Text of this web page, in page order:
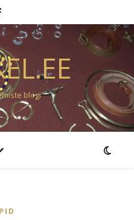
blogi